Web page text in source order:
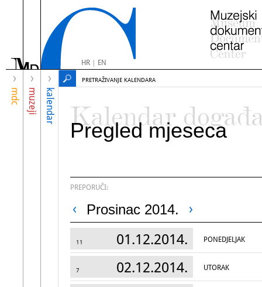
HR| EN
mdc muzeji kalendar
PRETRAŽIVANJE KALENDARA
Kalendar
Pregled mjeseca
PREPORUČI:
Prosinac 2014.
11 01.12.2014. PONEDJELJAK
7 02.12.2014. UTORAK